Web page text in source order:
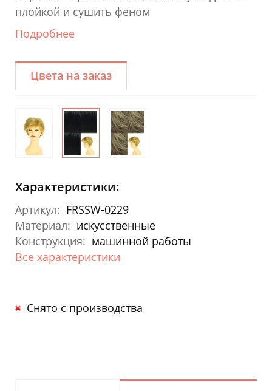
плойкой и сушить феном
Подробнее
Цвета на заказ
Характеристики:
Артикул: FRSSW-0229
Материал: искусственные
Конструкция: машинной работы
Все характеристики
Снято с производства